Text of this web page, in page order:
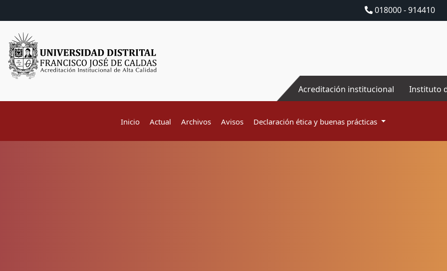
018000 - 914410
Acreditación institucional Instituto
Inicio Actual Archivos Avisos Declaración ética y buenas prácticas